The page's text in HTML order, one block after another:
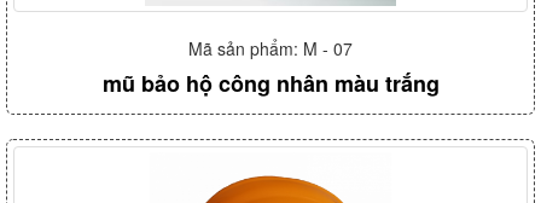
Mã sản phẩm: M - 07
mũ bảo hộ công nhân màu trắng